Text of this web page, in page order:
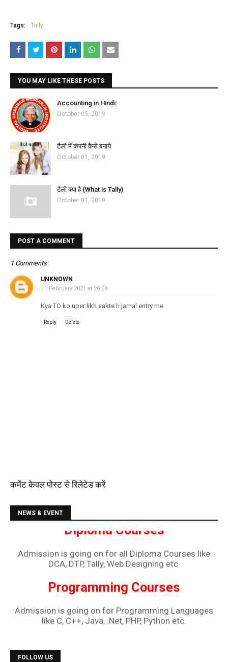
Tags: Tally
YOU MAY LIKE THESE POSTS
Accounting in Hindi:
October 05, 2019
टैली में कंपनी कैसे बनाये
October 01, 2019
टैली क्या है (What is Tally)
October 01, 2019
POST A COMMENT
1 Comments
UNKNOWN
11 February 2021 at 20:28
Kya TO ko uper likh sakte h jarnal entry me
Reply Delete
कमेंट केवल पोस्ट से रिलेटेड करें
NEWS & EVENT
Admission is going on for all Diploma Courses like
DCA, DTP, Tally, Web Designing etc.
Programming Courses
Admission is going on for Programming Languages
like C, C++, Java, .Net, PHP, Python etc.
FOLLOW US